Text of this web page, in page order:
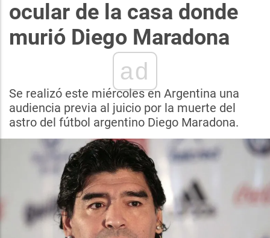
ocular de la casa donde
murió Diego Maradona
ad
Se realizó este miércoles en Argentina una
audiencia previa al juicio por la muerte del
astro del fútbol argentino Diego Maradona.